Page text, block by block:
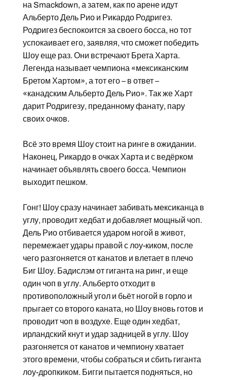
на Smackdown, а затем, как по арене идут
Альберто Дель Рио и Рикардо Родригез.
Родригез беспокоится за своего босса, но тот
успокаивает его, заявляя, что сможет победить
Шоу еще раз. Они встречают Брета Харта.
Легенда называет чемпиона «мексиканским
Бретом Хартом», а тот его – в ответ –
«канадским Альберто Дель Рио». Так же Харт
дарит Родригезу, преданному фанату, пару
своих очков.
Всё это время Шоу стоит на ринге в ожидании.
Наконец, Рикардо в очках Харта и с ведёрком
начинает объявлять своего босса. Чемпион
выходит пешком.
Гонг! Шоу сразу начинает забивать мексиканца в
углу, проводит хедбат и добавляет мощный чоп.
Дель Рио отбивается ударом ногой в живот,
перемежает удары правой с лоу-киком, после
чего разгоняется от канатов и влетает в плечо
Биг Шоу. Бадислэм от гиганта на ринг, и еще
один чоп в углу. Альберто отходит в
противоположный угол и бьёт ногой в горло и
прыгает со второго каната, но Шоу вновь готов и
проводит чоп в воздухе. Еще один хедбат,
ирландский кнут и удар задницей в углу. Шоу
разгоняется от канатов и чемпиону хватает
этого времени, чтобы собраться и сбить гиганта
лоу-дропкиком. Бигги пытается подняться, но